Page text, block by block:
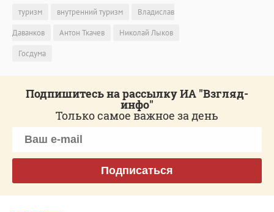
туризм внутренний туризм
Владислав
Даванков
Антон Ткачев
Николай Лыков
Госдума
Подпишитесь на рассылку ИА "Взгляд-
инфо"
Только самое важное за день
Подписаться